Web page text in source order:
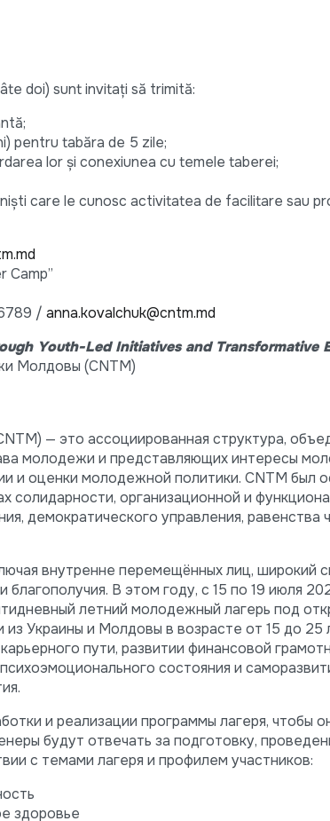
doi) sunt invitați să trimită:
pentru tabăra de 5 zile;
lor și conexiunea cu temele taberei;
care le cunosc activitatea de facilitare sau
Camp”
/ anna.kovalchuk@cntm.md
Youth-Led Initiatives and Transformative
Молдовы (CNTM)
— это ассоциированная структура,
молодежи и представляющих интересы
и оценки молодежной политики. CNTM был
солидарности, организационной и
демократического управления, равенства
внутренне перемещённых лиц, широкий
В этом году, с 15 по 19 июля
летний молодежный лагерь под
Украины и Молдовы в возрасте от 15 до 25
пути, развитии финансовой
состояния и
и реализации программы лагеря, чтобы
будут отвечать за подготовку,
с темами лагеря и профилем участников:
здоровье